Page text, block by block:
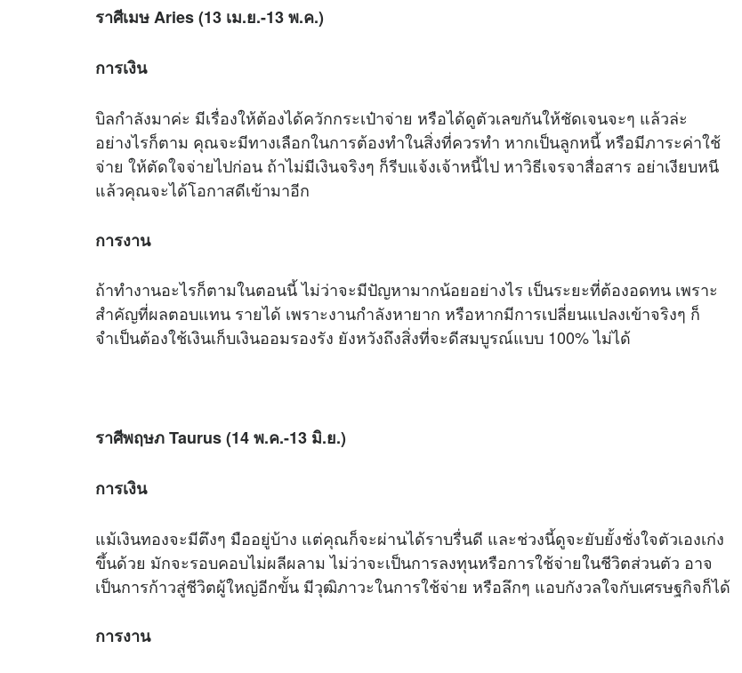
ราศีเมษ Aries (13 เม.ย.-13 พ.ค.)
การเงิน
บิลกำลังมาค่ะ มีเรื่องให้ต้องได้ควักกระเป๋าจ่าย หรือได้ดูตัวเลขกันให้ชัดเจนจะๆ แล้วล่ะ
อย่างไรก็ตาม คุณจะมีทางเลือกในการต้องทำในสิ่งที่ควรทำ หากเป็นลูกหนี้ หรือมีภาระค่าใช้
จ่าย ให้ตัดใจจ่ายไปก่อน ถ้าไม่มีเงินจริงๆ ก็รีบแจ้งเจ้าหนี้ไป หาวิธีเจรจาสื่อสาร อย่าเงียบหนี
แล้วคุณจะได้โอกาสดีเข้ามาอีก
การงาน
ถ้าทำงานอะไรก็ตามในตอนนี้ ไม่ว่าจะมีปัญหามากน้อยอย่างไร เป็นระยะที่ต้องอดทน เพราะ
สำคัญที่ผลตอบแทน รายได้ เพราะงานกำลังหายาก หรือหากมีการเปลี่ยนแปลงเข้าจริงๆ ก็
จำเป็นต้องใช้เงินเก็บเงินออมรองรัง ยังหวังถึงสิ่งที่จะดีสมบูรณ์แบบ 100% ไม่ได้
ราศีพฤษภ Taurus (14 พ.ค.-13 มิ.ย.)
การเงิน
แม้เงินทองจะมีตึงๆ มืออยู่บ้าง แต่คุณก็จะผ่านได้ราบรื่นดี และช่วงนี้ดูจะยับยั้งชั่งใจตัวเองเก่ง
ขึ้นด้วย มักจะรอบคอบไม่ผลีผลาม ไม่ว่าจะเป็นการลงทุนหรือการใช้จ่ายในชีวิตส่วนตัว อาจ
เป็นการก้าวสู่ชีวิตผู้ใหญ่อีกขั้น มีวุฒิภาวะในการใช้จ่าย หรือลึกๆ แอบกังวลใจกับเศรษฐกิจก็ได้
การงาน